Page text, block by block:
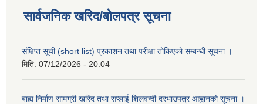
सार्वजनिक खरिद/बोलपत्र सूचना
संक्षिप्त सूची (short list) प्रकाशन तथा परीक्षा तोकिएको सम्बन्धी सूचना ।
मिति: 07/12/2026 - 20:04
बाह्य निर्माण सामग्री खरिद तथा सप्लाई शिलवन्दी दरभाउपत्र आह्वानको सूचना ।